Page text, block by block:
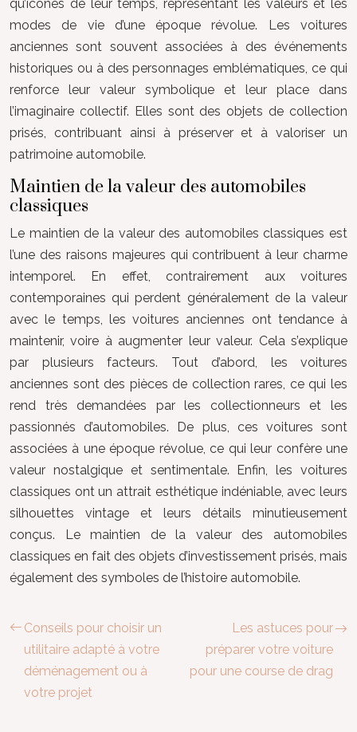
qu’icônes de leur temps, représentant les valeurs et les
modes de vie d’une époque révolue. Les voitures
anciennes sont souvent associées à des événements
historiques ou à des personnages emblématiques, ce qui
renforce leur valeur symbolique et leur place dans
l’imaginaire collectif. Elles sont des objets de collection
prisés, contribuant ainsi à préserver et à valoriser un
patrimoine automobile.
Maintien de la valeur des automobiles
classiques
Le maintien de la valeur des automobiles classiques est
l’une des raisons majeures qui contribuent à leur charme
intemporel. En effet, contrairement aux voitures
contemporaines qui perdent généralement de la valeur
avec le temps, les voitures anciennes ont tendance à
maintenir, voire à augmenter leur valeur. Cela s’explique
par plusieurs facteurs. Tout d’abord, les voitures
anciennes sont des pièces de collection rares, ce qui les
rend très demandées par les collectionneurs et les
passionnés d’automobiles. De plus, ces voitures sont
associées à une époque révolue, ce qui leur confère une
valeur nostalgique et sentimentale. Enfin, les voitures
classiques ont un attrait esthétique indéniable, avec leurs
silhouettes vintage et leurs détails minutieusement
conçus. Le maintien de la valeur des automobiles
classiques en fait des objets d’investissement prisés, mais
également des symboles de l’histoire automobile.
Conseils pour choisir un
utilitaire adapté à votre
déménagement ou à
votre projet
Les astuces pour
préparer votre voiture
pour une course de drag